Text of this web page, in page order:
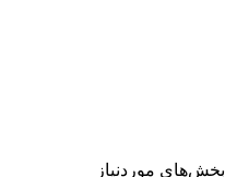
بخش‌های موردنیاز